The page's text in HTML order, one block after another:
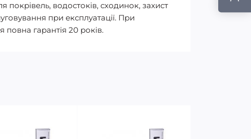
водостоків, сходинок, захист
при експлуатації. При
повна гарантія 20 років.